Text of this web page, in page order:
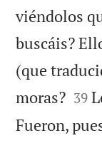
viéndolos
buscáis?
(que
moras?
39
Fueron,